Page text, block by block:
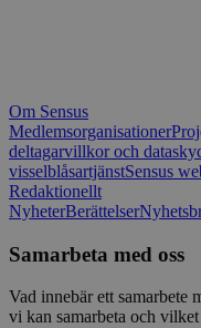
Om Sensus
Medlemsorganisationer
deltagarvillkor och
visselblåsartjänstSensus
Redaktionellt
NyheterBerättelser
Samarbeta med oss
Vad innebär ett samarbete
vi kan samarbeta och